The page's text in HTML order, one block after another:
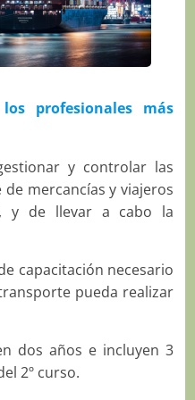
profesionales más
y controlar las
mercancías y viajeros
y de llevar a cabo la
capacitación necesario
pueda realizar
dos años e incluyen 3
2º curso.